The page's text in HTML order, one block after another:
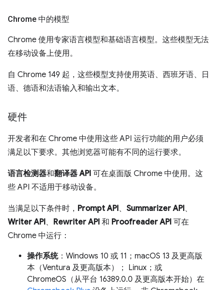
Chrome 中的模型
Chrome 使用专家语言模型和基础语言模型。这些模型无法
在移动设备上使用。
自 Chrome 149 起，这些模型支持使用英语、西班牙语、日
语、德语和法语输入和输出文本。
硬件
开发者和在 Chrome 中使用这些 API 运行功能的用户必须
满足以下要求。其他浏览器可能有不同的运行要求。
语言检测器和翻译器 API 可在桌面版 Chrome 中使用。这
些 API 不适用于移动设备。
当满足以下条件时， Prompt API、 Summarizer API、
Writer API、 Rewriter API 和 Proofreader API 可在
Chrome 中运行：
操作系统：Windows 10 或 11；macOS 13 及更高版
本（Ventura 及更高版本）； Linux；或
ChromeOS（从平台 16389.0.0 及更高版本开始）在